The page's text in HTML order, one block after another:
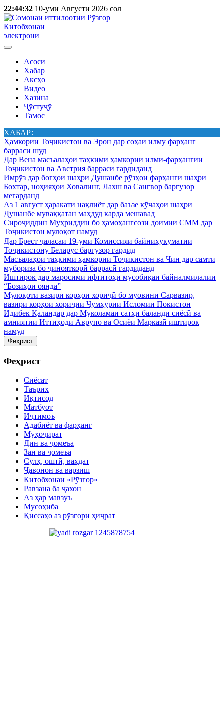
22:44:32 10-уми Августи 2026 сол
Китобхонаи
электронӣ
Асосӣ
Хабар
Аксҳо
Видео
Хазина
Ҷӯстуҷӯ
Тамос
ХАБАР:
Ҳамкории Тоҷикистон ва Эрон дар соҳаи илму фарҳанг
баррасӣ шуд
Дар Вена масъалаҳои таҳкими ҳамкории илмӣ-фарҳангии
Тоҷикистон ва Австрия баррасӣ гардиданд
Имрӯз дар боғҳои шаҳри Душанбе рӯзҳои фарҳанги шаҳри
Бохтар, ноҳияҳои Ховалинг, Лахш ва Сангвор баргузор
мегарданд
Аз 1 август ҳаракати нақлиёт дар баъзе кӯчаҳои шаҳри
Душанбе муваққатан маҳдуд карда мешавад
Сироҷиддин Муҳриддин бо ҳамоҳангсози доимии СММ дар
Тоҷикистон мулоқот намуд
Дар Брест ҷаласаи 19-уми Комиссияи байниҳукуматии
Тоҷикистону Беларус баргузор гардид
Масъалаҳои таҳкими ҳамкории Тоҷикистон ва Чин дар самти
мубориза бо ҷинояткорӣ баррасӣ гардиданд
Иштирок дар маросими ифтитоҳи мусобиқаи байналмилалии
“Бозиҳои оянда”
Мулоқоти вазири корҳои хориҷӣ бо муовини Сарвазир,
вазири корҳои хориҷии Ҷумҳурии Исломии Покистон
Идибек Қаландар дар Муколамаи сатҳи баланди сиёсӣ ва
амниятии Иттиҳоди Аврупо ва Осиёи Марказӣ иштирок
намуд
Феҳрист
Феҳрист
Сиёсат
Таърих
Иқтисод
Матбуот
Иҷтимоъ
Адабиёт ва фарҳанг
Муҳоҷират
Дин ва ҷомеъа
Зан ва ҷомеъа
Сулҳ, оштӣ, ваҳдат
Ҷавонон ва варзиш
Китобхонаи «Рӯзгор»
Равзана ба ҷахон
Аз ҳар мавзуъ
Мусоҳиба
Қиссаҳо аз рӯзгори ҳиҷрат